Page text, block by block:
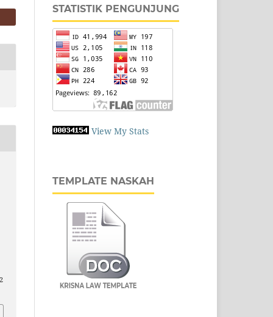
STATISTIK PENGUNJUNG
View My Stats
TEMPLATE NASKAH